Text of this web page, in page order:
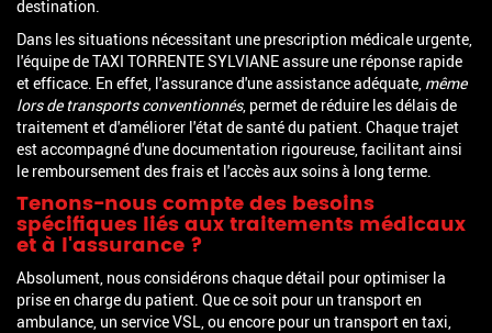
destination.
Dans les situations nécessitant une prescription médicale urgente,
l'équipe de TAXI TORRENTE SYLVIANE assure une réponse rapide
et efficace. En effet, l'assurance d'une assistance adéquate, même
lors de transports conventionnés, permet de réduire les délais de
traitement et d'améliorer l'état de santé du patient. Chaque trajet
est accompagné d'une documentation rigoureuse, facilitant ainsi
le remboursement des frais et l'accès aux soins à long terme.
Tenons-nous compte des besoins
spécifiques liés aux traitements médicaux
et à l'assurance ?
Absolument, nous considérons chaque détail pour optimiser la
prise en charge du patient. Que ce soit pour un transport en
ambulance, un service VSL, ou encore pour un transport en taxi,